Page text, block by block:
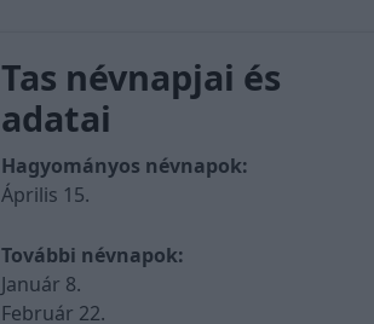
Tas névnapjai és
adatai
Hagyományos névnapok:
Április 15.
További névnapok:
Január 8.
Február 22.